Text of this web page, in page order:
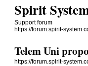
Spirit
Support forum
https://forum.spirit-
Telem Uni
https://forum.spirit-